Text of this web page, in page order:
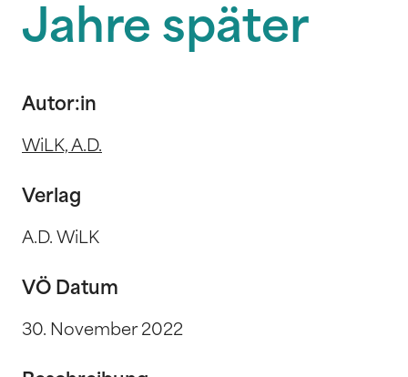
Jahre später
Autor:in
WiLK, A.D.
Verlag
A.D. WiLK
VÖ Datum
30. November 2022